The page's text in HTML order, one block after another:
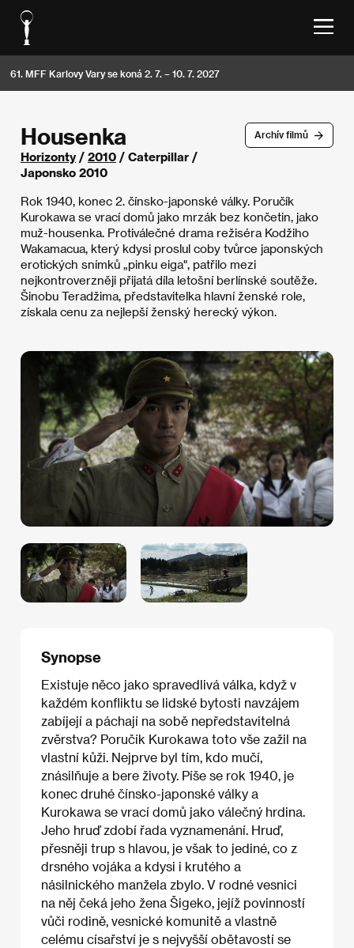
61. MFF Karlovy Vary se koná 2. 7. – 10. 7. 2027
Archív filmů
Housenka
Horizonty/ 2010 / Caterpillar /
Japonsko 2010
Rok 1940, konec 2. čínsko-japonské války. Poručík
Kurokawa se vrací domů jako mrzák bez končetin, jako
muž-housenka. Protiválečné drama režiséra Kodžiho
Wakamacua, který kdysi proslul coby tvůrce japonských
erotických snímků „pinku eiga", patřilo mezi
nejkontroverzněji přijatá díla letošní berlínské soutěže.
Šinobu Teradžima, představitelka hlavní ženské role,
získala cenu za nejlepší ženský herecký výkon.
Synopse
Existuje něco jako spravedlivá válka, když v
každém konfliktu se lidské bytosti navzájem
zabíjejí a páchají na sobě nepředstavitelná
zvěrstva? Poručík Kurokawa toto vše zažil na
vlastní kůži. Nejprve byl tím, kdo mučí,
znásilňuje a bere životy. Píše se rok 1940, je
konec druhé čínsko-japonské války a
Kurokawa se vrací domů jako válečný hrdina.
Jeho hruď zdobí řada vyznamenání. Hruď,
přesněji trup s hlavou, je však to jediné, co z
drsného vojáka a kdysi i krutého a
násilnického manžela zbylo. V rodné vesnici
na něj čeká jeho žena Šigeko, jejíž povinností
vůči rodině, vesnické komunitě a vlastně
celému císařství je s nejvyšší obětavostí se